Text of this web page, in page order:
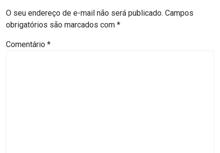
BRASIL
CÂMARA
O seu endereço de e-mail não será publicado. Campos
obrigatórios são marcados com *
Comentário *